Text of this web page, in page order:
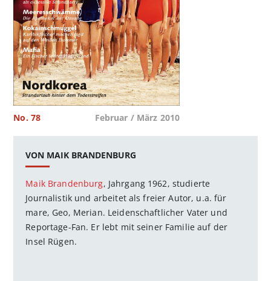
No. 78 Februar / März 2010
VON MAIK BRANDENBURG
Maik Brandenburg, Jahrgang 1962, studierte
Journalistik und arbeitet als freier Autor, u.a. für
mare, Geo, Merian. Leidenschaftlicher Vater und
Reportage-Fan. Er lebt mit seiner Familie auf der
Insel Rügen.